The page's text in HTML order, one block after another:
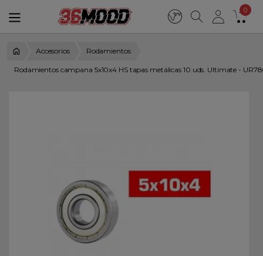
0
Accesorios Rodamientos
Rodamientos campana 5x10x4 HS tapas metálicas 10 uds. Ultimate -